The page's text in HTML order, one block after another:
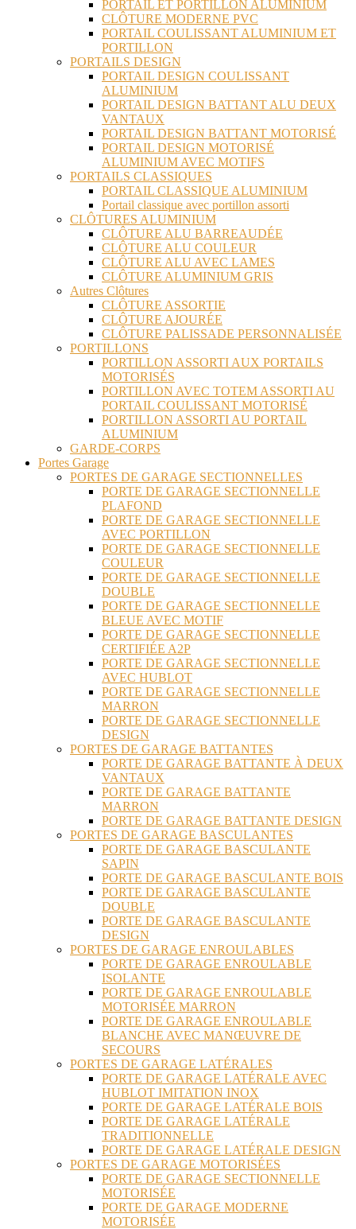
PORTAIL ET PORTILLON ALUMINIUM
CLÔTURE MODERNE PVC
PORTAIL COULISSANT ALUMINIUM ET
PORTILLON
PORTAILS DESIGN
PORTAIL DESIGN COULISSANT
ALUMINIUM
PORTAIL DESIGN BATTANT ALU DEUX
VANTAUX
PORTAIL DESIGN BATTANT MOTORISÉ
PORTAIL DESIGN MOTORISÉ
ALUMINIUM AVEC MOTIFS
PORTAILS CLASSIQUES
PORTAIL CLASSIQUE ALUMINIUM
Portail classique avec portillon assorti
CLÔTURES ALUMINIUM
CLÔTURE ALU BARREAUDÉE
CLÔTURE ALU COULEUR
CLÔTURE ALU AVEC LAMES
CLÔTURE ALUMINIUM GRIS
Autres Clôtures
CLÔTURE ASSORTIE
CLÔTURE AJOURÉE
CLÔTURE PALISSADE PERSONNALISÉE
PORTILLONS
PORTILLON ASSORTI AUX PORTAILS
MOTORISÉS
PORTILLON AVEC TOTEM ASSORTI AU
PORTAIL COULISSANT MOTORISÉ
PORTILLON ASSORTI AU PORTAIL
ALUMINIUM
GARDE-CORPS
Portes Garage
PORTES DE GARAGE SECTIONNELLES
PORTE DE GARAGE SECTIONNELLE
PLAFOND
PORTE DE GARAGE SECTIONNELLE
AVEC PORTILLON
PORTE DE GARAGE SECTIONNELLE
COULEUR
PORTE DE GARAGE SECTIONNELLE
DOUBLE
PORTE DE GARAGE SECTIONNELLE
BLEUE AVEC MOTIF
PORTE DE GARAGE SECTIONNELLE
CERTIFIÉE A2P
PORTE DE GARAGE SECTIONNELLE
AVEC HUBLOT
PORTE DE GARAGE SECTIONNELLE
MARRON
PORTE DE GARAGE SECTIONNELLE
DESIGN
PORTES DE GARAGE BATTANTES
PORTE DE GARAGE BATTANTE À DEUX
VANTAUX
PORTE DE GARAGE BATTANTE
MARRON
PORTE DE GARAGE BATTANTE DESIGN
PORTES DE GARAGE BASCULANTES
PORTE DE GARAGE BASCULANTE
SAPIN
PORTE DE GARAGE BASCULANTE BOIS
PORTE DE GARAGE BASCULANTE
DOUBLE
PORTE DE GARAGE BASCULANTE
DESIGN
PORTES DE GARAGE ENROULABLES
PORTE DE GARAGE ENROULABLE
ISOLANTE
PORTE DE GARAGE ENROULABLE
MOTORISÉE MARRON
PORTE DE GARAGE ENROULABLE
BLANCHE AVEC MANŒUVRE DE
SECOURS
PORTES DE GARAGE LATÉRALES
PORTE DE GARAGE LATÉRALE AVEC
HUBLOT IMITATION INOX
PORTE DE GARAGE LATÉRALE BOIS
PORTE DE GARAGE LATÉRALE
TRADITIONNELLE
PORTE DE GARAGE LATÉRALE DESIGN
PORTES DE GARAGE MOTORISÉES
PORTE DE GARAGE SECTIONNELLE
MOTORISÉE
PORTE DE GARAGE MODERNE
MOTORISÉE